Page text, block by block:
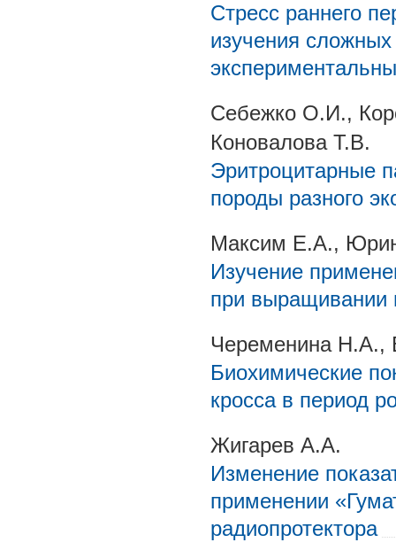
Стресс раннего
изучения
Себежко О.И.,
Коновалова Т.В.
Эритроцитарные
породы разного
Максим Е.А.,
Изучение
при выращивании
Череменина Н.А.,
Биохимические
кросса в период
Жигарев А.А.
Изменение
применении
радиопротектора